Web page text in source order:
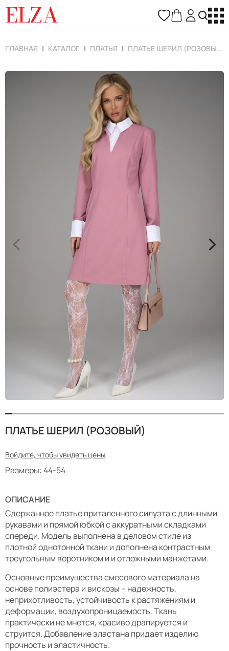
ELZA
ГЛАВНАЯ КАТАЛОГ ПЛАТЬЯ ПЛАТЬЕ ШЕРИЛ (РОЗОВЫЙ)
< >
ПЛАТЬЕ ШЕРИЛ (РОЗОВЫЙ)
Войдите, чтобы увидеть цены
Размеры: 44-54
ОПИСАНИЕ
Сдержанное платье приталенного силуэта с длинными
рукавами и прямой юбкой с аккуратными складками
спереди. Модель выполнена в деловом стиле из
плотной однотонной ткани и дополнена контрастным
треугольным воротником и и отложными манжетами.
Основные преимущества смесового материала на
основе полиэстера и вискозы – надежность,
неприхотливость, устойчивость к растяжениям и
деформации, воздухопроницаемость. Ткань
практически не мнется, красиво драпируется и
струится. Добавление эластана придает изделию
прочность и эластичность.